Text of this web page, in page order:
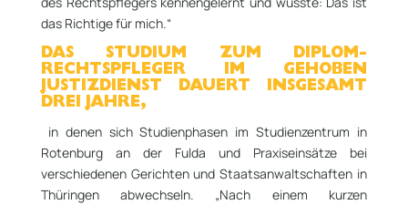
das Richtige für mich.“
DAS STUDIUM ZUM DIPLOM-
RECHTSPFLEGER IM GEHOBEN
JUSTIZDIENST DAUERT INSGESAMT
DREI JAHRE,
in denen sich Studienphasen im Studienzentrum in
Rotenburg an der Fulda und Praxiseinsätze bei
verschiedenen Gerichten und Staatsanwaltschaften in
Thüringen abwechseln. „Nach einem kurzen